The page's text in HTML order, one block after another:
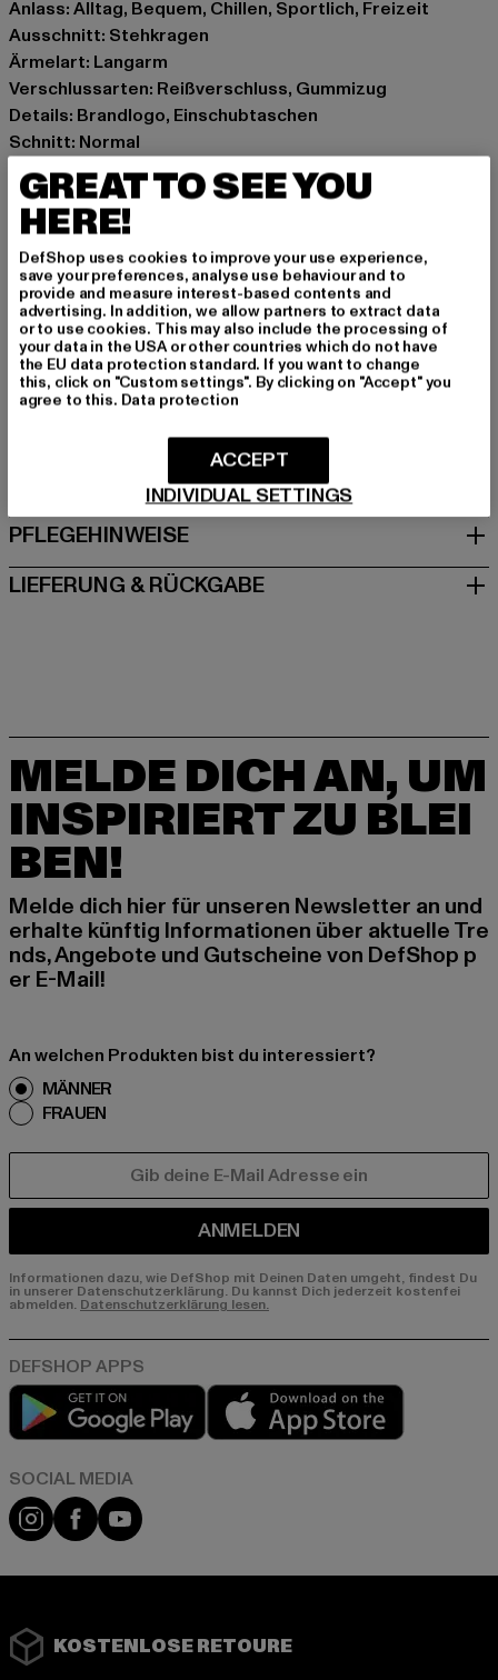
Anlass: Alltag, Bequem, Chillen, Sportlich, Freizeit
Ausschnitt: Stehkragen
Ärmelart: Langarm
Verschlussarten: Reißverschluss, Gummizug
Details: Brandlogo, Einschubtaschen
Schnitt: Normal
Marke: Sergio Tacchini
Kat.: Jogginganzüge
Farbe: schwarz, blau
Hersteller Farbe: navy/black
Materialzusammensetzung: 100% Polyester
Art.Nr: ST41157-04234
Hersteller: Movin SARL |help@sergiotacchini.com
RN8 Quartier Rousselot 975 Terre de Granace | 13400
Aubagne | FR
GRÖSSE & PASSFORM
PFLEGEHINWEISE
LIEFERUNG & RÜCKGABE
MELDE DICH AN, UM
INSPIRIERT ZU BLEI
BEN!
Melde dich hier für unseren Newsletter an und
erhalte künftig Informationen über aktuelle Tre
nds, Angebote und Gutscheine von DefShop p
er E-Mail!
An welchen Produkten bist du interessiert?
MÄNNER
FRAUEN
ANMELDEN
Informationen dazu, wie DefShop mit Deinen Daten umgeht, findest Du
in unserer Datenschutzerklärung. Du kannst Dich jederzeit kostenfei
abmelden. Datenschutzerklärung lesen.
Play market
Instagram
FacebookYouTube
KOSTENLOSE RETOURE
GREAT TO SEE YOU
HERE!
DefShop uses cookies to improve your use experience,
save your preferences, analyse use behaviour and to
provide and measure interest-based contents and
advertising. In addition, we allow partners to extract data
or to use cookies. This may also include the processing of
your data in the USA or other countries which do not have
the EU data protection standard. If you want to change
this, click on "Custom settings". By clicking on "Accept" you
agree to this. Data protection
INDIVIDUAL SETTINGS
ACCEPT